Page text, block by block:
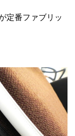
定番ファブリッ